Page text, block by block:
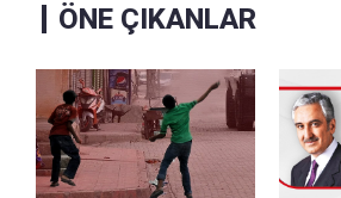
ÖNE ÇIKANLAR